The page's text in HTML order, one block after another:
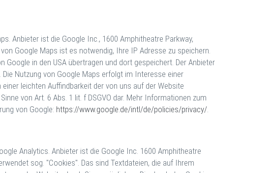
Anbieter ist die Google Inc., 1600 Amphitheatre Parkway,
Google Maps ist es notwendig, Ihre IP Adresse zu speichern.
Google in den USA übertragen und dort gespeichert. Der Anbieter
Nutzung von Google Maps erfolgt im Interesse einer
leichten Auffindbarkeit der von uns auf der Website
von Art. 6 Abs. 1 lit. f DSGVO dar. Mehr Informationen zum
von Google: https://www.google.de/intl/de/policies/privacy/.
Analytics. Anbieter ist die Google Inc. 1600 Amphitheatre
sog. "Cookies". Das sind Textdateien, die auf Ihrem